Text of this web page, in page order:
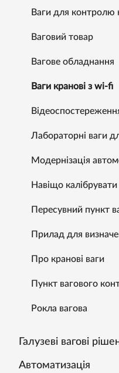
Ваги для контролю
Ваговий товар
Вагове обладнання
Ваги кранові з wi-fi
Лабораторні ваги
Модернізація
Навіщо калібрувати
Пересувний пункт
Прилад для
Про кранові ваги
Пункт вагового
Рокла вагова
Галузеві вагові
Автоматизація